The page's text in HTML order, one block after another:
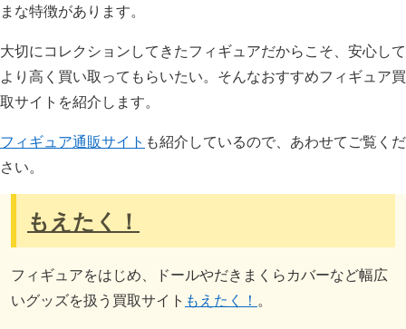
まな特徴があります。
大切にコレクションしてきたフィギュアだからこそ、安心して
より高く買い取ってもらいたい。そんなおすすめフィギュア買
取サイトを紹介します。
フィギュア通販サイト も紹介しているので、あわせてご覧くだ
さい。
もえたく！
フィギュアをはじめ、ドールやだきまくらカバーなど幅広
いグッズを扱う買取サイト もえたく！ 。